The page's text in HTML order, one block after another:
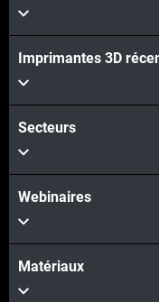
Imprimantes 3D
Secteurs
Webinaires
Matériaux